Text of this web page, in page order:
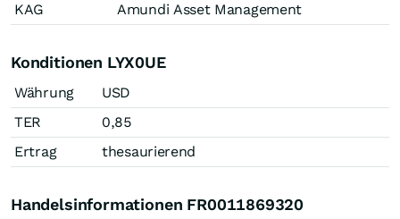
KAG
Amundi Asset Management
Konditionen LYX0UE
Währung
USD
TER
0,85
Ertrag
thesaurierend
Handelsinformationen FR0011869320